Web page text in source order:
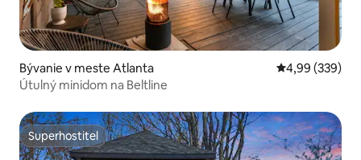
Bývanie v meste Atlanta Priemerné
4,99 (339)
Útulný minidom na Beltline
Superhostiteľ
Superhostiteľ